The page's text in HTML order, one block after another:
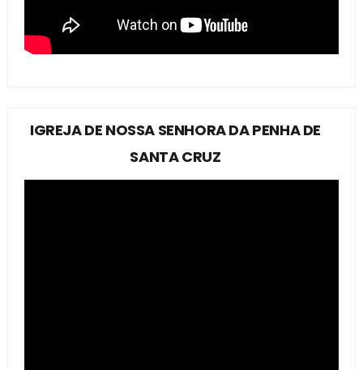
IGREJA DE NOSSA SENHORA DA PENHA DE
SANTA CRUZ